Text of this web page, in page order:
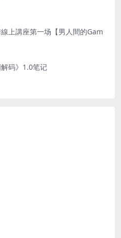
上講座第一场【男人間的Gam
码》1.0笔记